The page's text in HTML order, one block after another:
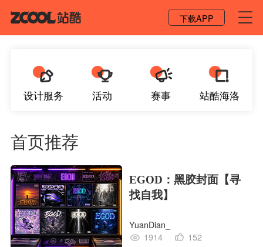
下载APP
设计服务 活动 赛事 站酷海洛
首页推荐
EGOD：黑胶封面【寻
找自我】
YuanDian_
1914
152